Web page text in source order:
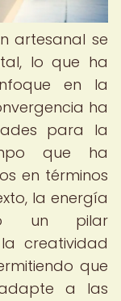
artesanal se
lo que ha
en la
ha
para la
que ha
en términos
la energía
un pilar
creatividad
que
a las